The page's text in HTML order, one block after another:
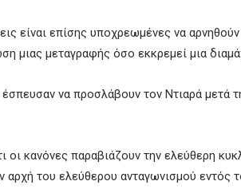
είναι επίσης υποχρεωμένες να
μιας μεταγραφής όσο εκκρεμεί μια
να προσλάβουν τον Ντιαρά μετά
οι κανόνες παραβιάζουν την ελεύθερη
αρχή του ελεύθερου ανταγωνισμού